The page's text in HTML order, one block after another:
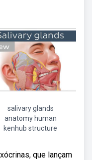
salivary glands
anatomy human
kenhub structure
que lançam